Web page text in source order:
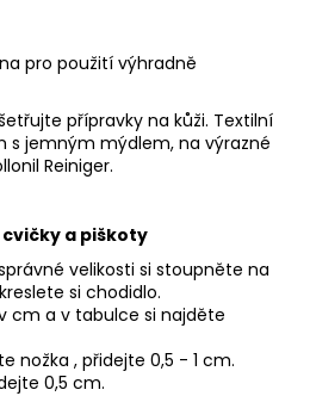
pro použití výhradně
přípravky na kůži. Textilní
s jemným mýdlem, na výrazné
Reiniger.
a piškoty
velikosti si stoupněte na
si chodidlo.
cm a v tabulce si najděte
nožka , přidejte 0,5 - 1 cm.
0,5 cm.